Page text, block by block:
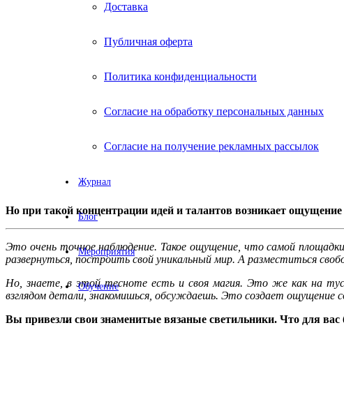
Доставка
Публичная оферта
Политика конфиденциальности
Согласие на обработку персональных данных
Согласие на получение рекламных рассылок
Журнал
Блог
Мероприятия
Обучение
Но при такой концентрации идей и талантов возникает
Это очень точное наблюдение. Такое ощущение, что самой
развернуться, построить свой уникальный мир. А разместиться
Но, знаете, в этой тесноте есть и своя магия. Это же как на
взглядом детали, знакомишься, обсуждаешь. Это создает
Вы привезли свои знаменитые вязаные светильники. Что для